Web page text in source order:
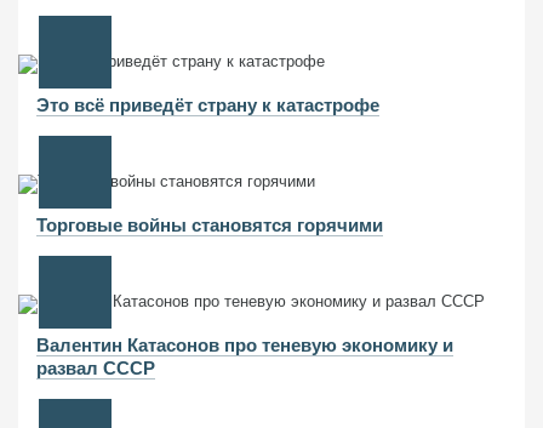
Это всё приведёт страну к катастрофе
Торговые войны становятся горячими
Валентин Катасонов про теневую экономику и
развал СССР